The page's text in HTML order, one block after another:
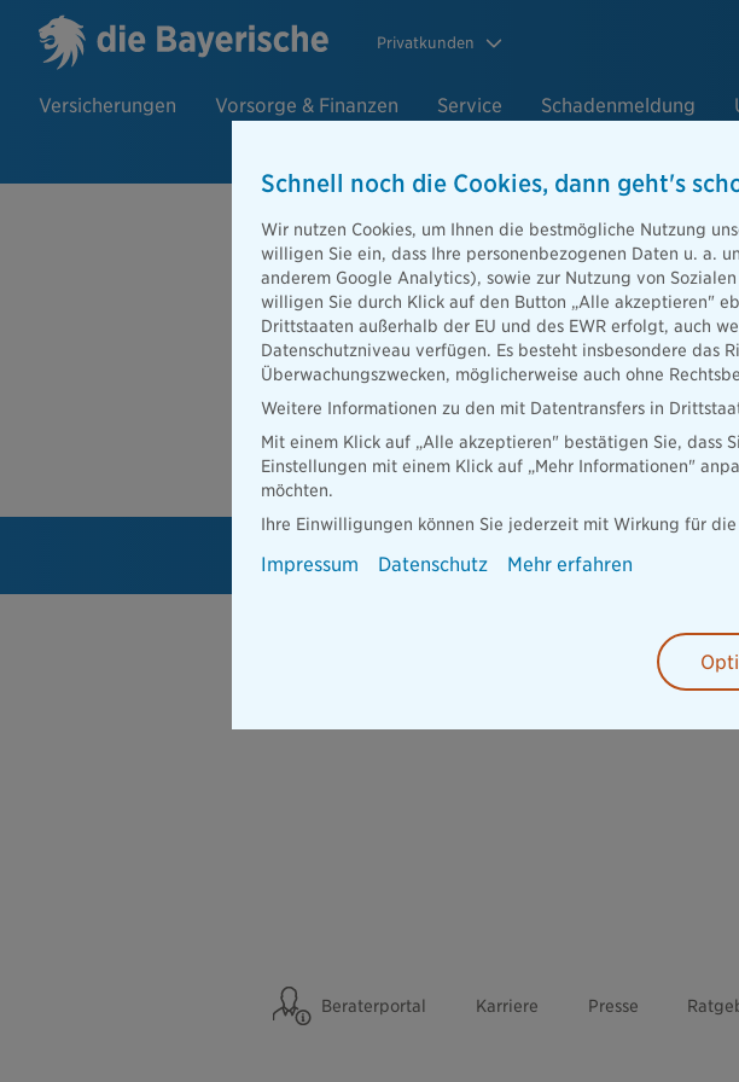
Privatkunden
Versicherungen Vorsorge & Finanzen Service Schadenmeldung
Beratersuche
PLZ oder Ort Berater
Beratersuche
PLZ oder Ort
Berater finden
Beraterportal Karriere Presse
Schnell noch die Cookies, dann geht's
Wir nutzen Cookies, um Ihnen die bestmögliche Nutzung
willigen Sie ein, dass Ihre personenbezogenen Daten u. a.
anderem Google Analytics), sowie zur Nutzung von
willigen Sie durch Klick auf den Button „Alle akzeptieren"
Drittstaaten außerhalb der EU und des EWR erfolgt, auch
Datenschutzniveau verfügen. Es besteht insbesondere das
Überwachungszwecken, möglicherweise auch ohne
Weitere Informationen zu den mit Datentransfers in
Mit einem Klick auf „Alle akzeptieren" bestätigen Sie, dass
Einstellungen mit einem Klick auf „Mehr Informationen"
möchten.
Ihre Einwilligungen können Sie jederzeit mit Wirkung für
Impressum Datenschutz Mehr erfahren